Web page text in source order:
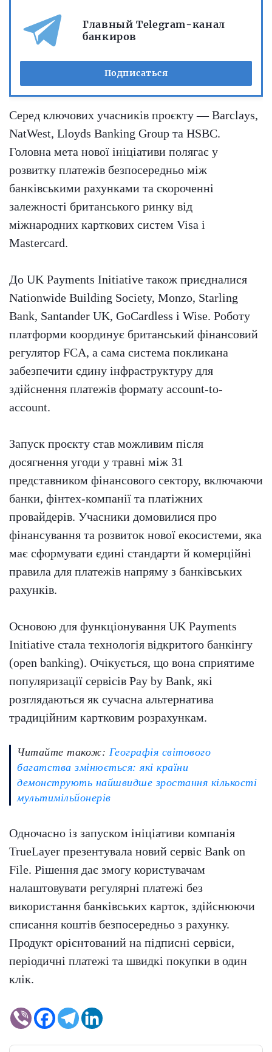
Главный Telegram-канал
банкиров
Подписаться
Серед ключових учасників проєкту — Barclays,
NatWest, Lloyds Banking Group та HSBC.
Головна мета нової ініціативи полягає у
розвитку платежів безпосередньо між
банківськими рахунками та скороченні
залежності британського ринку від
міжнародних карткових систем Visa і
Mastercard.
До UK Payments Initiative також приєдналися
Nationwide Building Society, Monzo, Starling
Bank, Santander UK, GoCardless і Wise. Роботу
платформи координує британський фінансовий
регулятор FCA, а сама система покликана
забезпечити єдину інфраструктуру для
здійснення платежів формату account-to-
account.
Запуск проєкту став можливим після
досягнення угоди у травні між 31
представником фінансового сектору, включаючи
банки, фінтех-компанії та платіжних
провайдерів. Учасники домовилися про
фінансування та розвиток нової екосистеми, яка
має сформувати єдині стандарти й комерційні
правила для платежів напряму з банківських
рахунків.
Основою для функціонування UK Payments
Initiative стала технологія відкритого банкінгу
(open banking). Очікується, що вона сприятиме
популяризації сервісів Pay by Bank, які
розглядаються як сучасна альтернатива
традиційним картковим розрахункам.
Читайте також: Географія світового
багатства змінюється: які країни
демонструють найшвидше зростання кількості
мультимільйонерів
Одночасно із запуском ініціативи компанія
TrueLayer презентувала новий сервіс Bank on
File. Рішення дає змогу користувачам
налаштовувати регулярні платежі без
використання банківських карток, здійснюючи
списання коштів безпосередньо з рахунку.
Продукт орієнтований на підписні сервіси,
періодичні платежі та швидкі покупки в один
клік.